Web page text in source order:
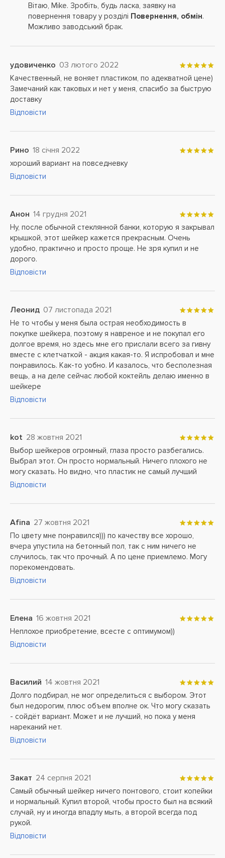
Вітаю, Mike. Зробіть, будь ласка, заявку на
повернення товару у розділі Повернення, обмін.
Можливо заводський брак.
удовиченко 03 лютого 2022
Качественный, не воняет пластиком, по адекватной цене)
Замечаний как таковых и нет у меня, спасибо за быструю
доставку
Відповісти
Рино 18 січня 2022
хороший вариант на повседневку
Відповісти
Анон 14 грудня 2021
Ну, после обычной стеклянной банки, которую я закрывал
крышкой, этот шейкер кажется прекрасным. Очень
удобно, практично и просто проще. Не зря купил и не
дорого.
Відповісти
Леонид 07 листопада 2021
Не то чтобы у меня была острая необходимость в
покупке шейкера, поэтому я навреное и не покупал его
долгое время, но здесь мне его прислали всего за гивну
вместе с клетчаткой - акция какая-то. Я испробовал и мне
понравилось. Как-то уобно. И казалось, что бесполезная
вещь, а на деле сейчас любой коктейль делаю именно в
шейкере
Відповісти
kot 28 жовтня 2021
Выбор шейкеров огромный, глаза просто разбегались.
Выбрал этот. Он просто нормальный. Ничего плохого не
могу сказать. Но видно, что пластик не самый лучший
Відповісти
Afina 27 жовтня 2021
По цвету мне понравился))) по качеству все хорошо,
вчера упустила на бетонный пол, так с ним ничего не
случилось, так что прочный. А по цене приемлемо. Могу
порекомендовать.
Відповісти
Елена 16 жовтня 2021
Неплохое приобретение, всесте с оптимумом))
Відповісти
Василий 14 жовтня 2021
Долго подбирал, не мог определиться с выбором. Этот
был недорогим, плюс объем вполне ок. Что могу сказать
- сойдёт вариант. Может и не лучший, но пока у меня
нареканий нет.
Відповісти
Закат 24 серпня 2021
Самый обычный шейкер ничего понтового, стоит копейки
и нормальный. Купил второй, чтобы просто был на всякий
случай, ну и иногда впадлу мыть, а второй всегда под
рукой.
Відповісти